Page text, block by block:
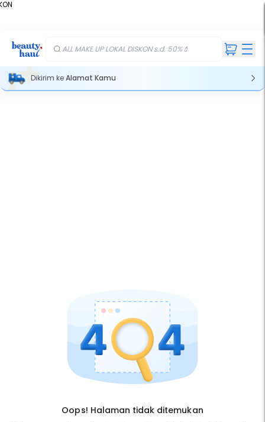
ALL MAKE UP LOKAL DISKON s.d. 50%💄
Dikirim keAlamat Kamu
Oops! Halaman tidak ditemukan